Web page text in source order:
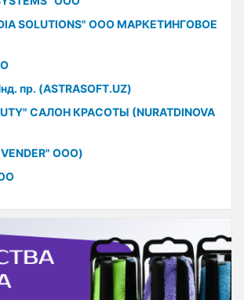
SOLUTIONS" ООО МАРКЕТИНГОВОЕ
пр. (ASTRASOFT.UZ)
САЛОН КРАСОТЫ (NURATDINOVA
ООО)